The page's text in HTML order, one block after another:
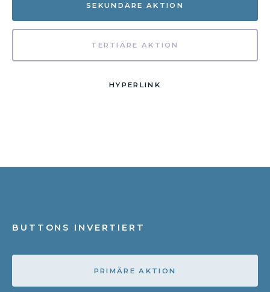
SEKUNDÄRE AKTION
TERTIÄRE AKTION
HYPERLINK
BUTTONS INVERTIERT
PRIMÄRE AKTION